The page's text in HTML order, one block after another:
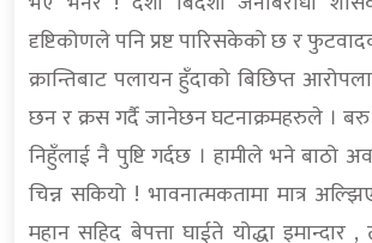
दृष्टिकोणले पनि प्रष्ट पारिसकेको छ र
क्रान्तिबाट पलायन हुँदाको बिछिप्त
छन र क्रस गर्दै जानेछन घटनाक्रमहरुले ।
निहुँलाई नै पुष्टि गर्दछ । हामीले भने बाठो
चिन्न सकियो ! भावनात्मकतामा मात्र
महान सहिद बेपत्ता घाईते योद्धा इमान्दार ,